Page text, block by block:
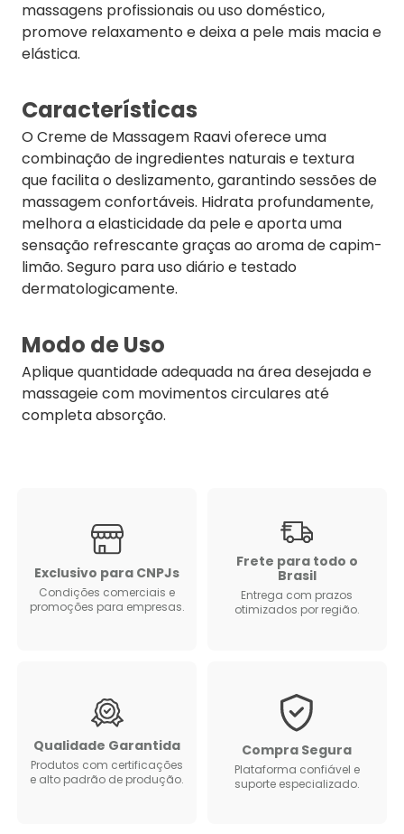
massagens profissionais ou uso doméstico,
promove relaxamento e deixa a pele mais macia e
elástica.
Características
O Creme de Massagem Raavi oferece uma
combinação de ingredientes naturais e textura
que facilita o deslizamento, garantindo sessões de
massagem confortáveis. Hidrata profundamente,
melhora a elasticidade da pele e aporta uma
sensação refrescante graças ao aroma de capim-
limão. Seguro para uso diário e testado
dermatologicamente.
Modo de Uso
Aplique quantidade adequada na área desejada e
massageie com movimentos circulares até
completa absorção.
Exclusivo para CNPJs
Condições comerciais e
promoções para empresas.
Frete para todo o
Brasil
Entrega com prazos
otimizados por região.
Qualidade Garantida
Produtos com certificações
e alto padrão de produção.
Compra Segura
Plataforma confiável e
suporte especializado.